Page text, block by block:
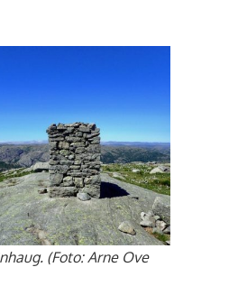
(Foto: Arne Ove